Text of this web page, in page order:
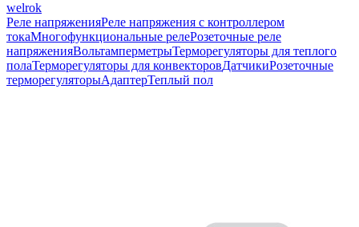
welrok
Реле напряженияРеле напряжения с контроллером
токаМногофункциональные релеРозеточные реле
напряженияВольтамперметрыТерморегуляторы для теплого
полаТерморегуляторы для конвекторовДатчикиРозеточные
терморегуляторыАдаптерТеплый пол